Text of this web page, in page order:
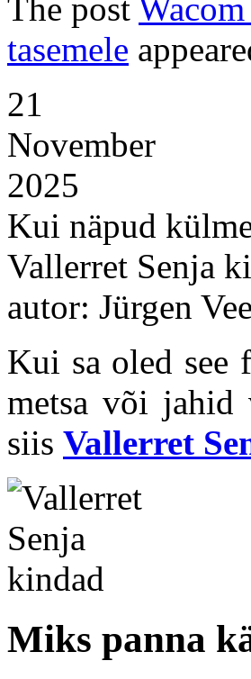
The post
tasemele
21
November
2025
Kui näpud
Vallerret Senja
autor: Jürgen
Kui sa oled see
metsa või jahid
siis Vallerret
Miks panna